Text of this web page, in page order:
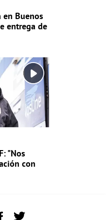
Buenos
entrega de
"Nos
con